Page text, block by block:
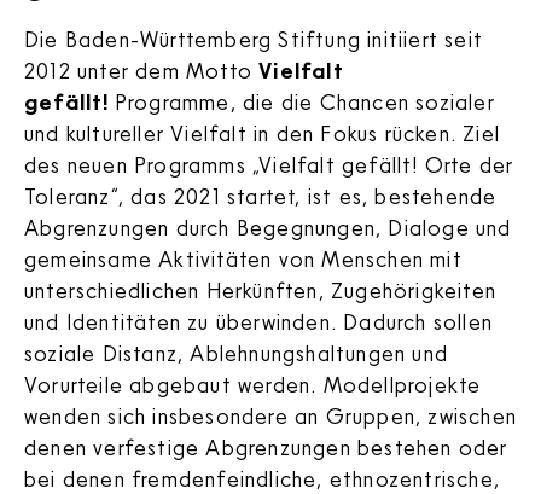
Die Baden-Württemberg Stiftung initiiert seit
2012 unter dem MottoVielfalt
gefällt! Programme, die die Chancen sozialer
und kultureller Vielfalt in den Fokus rücken. Ziel
des neuen Programms „Vielfalt gefällt! Orte der
Toleranz“, das 2021 startet, ist es, bestehende
Abgrenzungen durch Begegnungen, Dialoge und
gemeinsame Aktivitäten von Menschen mit
unterschiedlichen Herkünften, Zugehörigkeiten
und Identitäten zu überwinden. Dadurch sollen
soziale Distanz, Ablehnungshaltungen und
Vorurteile abgebaut werden. Modellprojekte
wenden sich insbesondere an Gruppen, zwischen
denen verfestige Abgrenzungen bestehen oder
bei denen fremdenfeindliche, ethnozentrische,